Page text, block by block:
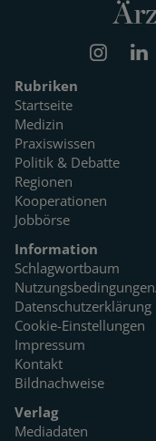
Rubriken
Startseite
Medizin
Praxiswissen
Politik & Debatte
Regionen
Kooperationen
Jobbörse
Information
Schlagwortbaum
Datenschutzerklärung
Cookie-Einstellungen
Impressum
Kontakt
Bildnachweise
Verlag
Mediadaten